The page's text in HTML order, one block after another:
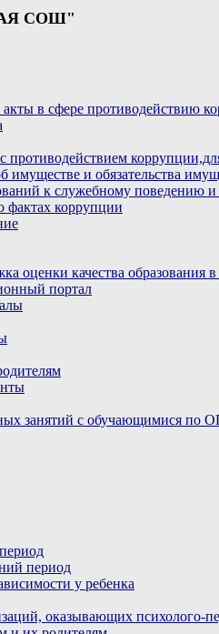
СОШ"
в сфере противодействию
имуществе и обязательства
к служебному поведению и
фактах коррупции
оценки качества образования
портал
занятий с обучающимися по
период
у ребенка
оказывающих психолого-